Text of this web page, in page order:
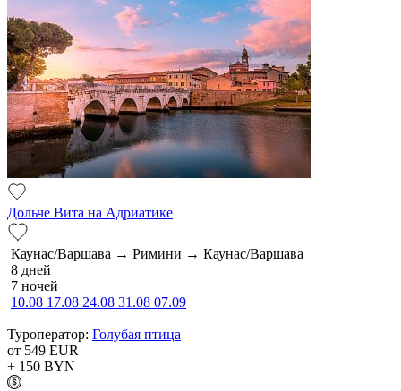
Дольче Вита на Адриатике
Каунас/Варшава → Римини → Каунас/Варшава
8 дней
7 ночей
10.08 17.08 24.08 31.08 07.09
Туроператор: Голубая птица
от 549 EUR
+ 150 BYN